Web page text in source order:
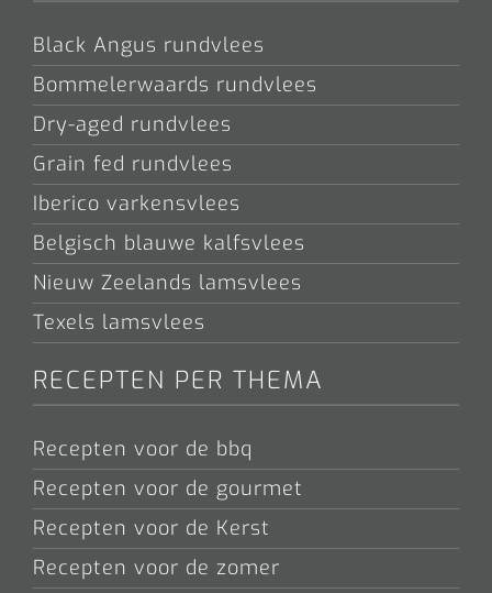
Black Angus rundvlees
Bommelerwaards rundvlees
Dry-aged rundvlees
Grain fed rundvlees
Iberico varkensvlees
Belgisch blauwe kalfsvlees
Nieuw Zeelands lamsvlees
Texels lamsvlees
RECEPTEN PER THEMA
Recepten voor de bbq
Recepten voor de gourmet
Recepten voor de Kerst
Recepten voor de zomer